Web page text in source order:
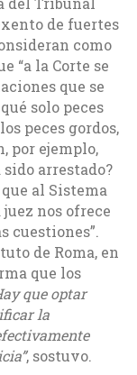
de fuertes
como
“a la Corte se
que se
solo peces
peces gordos,
por ejemplo,
arrestado?
al Sistema
nos ofrece
cuestiones”.
de Roma, en
que los
que optar
la
, sostuvo.